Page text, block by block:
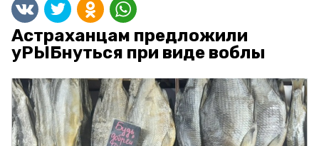
Астраханцам предложили
уРЫБнуться при виде воблы